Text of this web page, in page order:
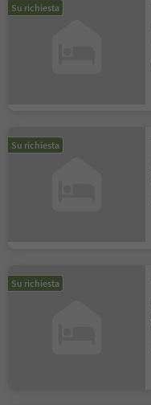
Su richiesta
Su richiesta
Su richiesta